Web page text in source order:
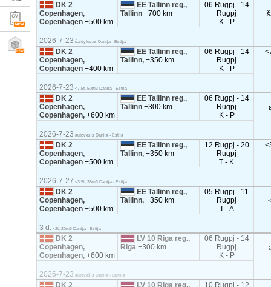
DK 2
Copenhagen,
Copenhagen+500 km
EE Tallinn reg.,
Tallinn+700 km
06 Rugpj - 14
Rugpj
K - P
2026-7-23 šaldytuvas Danija - Estija
DK 2
Copenhagen,
Copenhagen+400 km
EE Tallinn reg.,
Tallinn,+350 km
06 Rugpj - 14
Rugpj
K - P
2026-7-23 <7.5t, 50m3 Danija - Estija
DK 2
Copenhagen,
Copenhagen,+600 km
EE Tallinn reg.,
Tallinn+300 km
06 Rugpj - 14
Rugpj
K - P
2026-7-23 autovežis Danija - Estija
DK 2
Copenhagen,
Copenhagen+500 km
EE Tallinn reg.,
Tallinn,+350 km
12 Rugpj - 20
Rugpj
T - K
2026-7-27 <3.5t, 35m3 Danija - Estija
DK 2
Copenhagen,
Copenhagen+500 km
EE Tallinn reg.,
Tallinn,+350 km
05 Rugpj - 11
Rugpj
T - A
3 d. <2t, 20m3 Danija - Estija
DK 2
Copenhagen,
Copenhagen,+600 km
LV 10 Riga reg.,
Riga+300 km
06 Rugpj - 14
Rugpj
K - P
2026-7-23 autovežis Danija - Latvija
DK 2
LV 10 Riga reg.,
10 Rugpj - 12